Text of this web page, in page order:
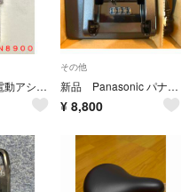
パナソニック電動アシスト自転車用キーＮ８９００ １本
その他
新品 Panasonic パナソニック 自転車バッテリー充電器 NKJ075Z
¥ 8,800